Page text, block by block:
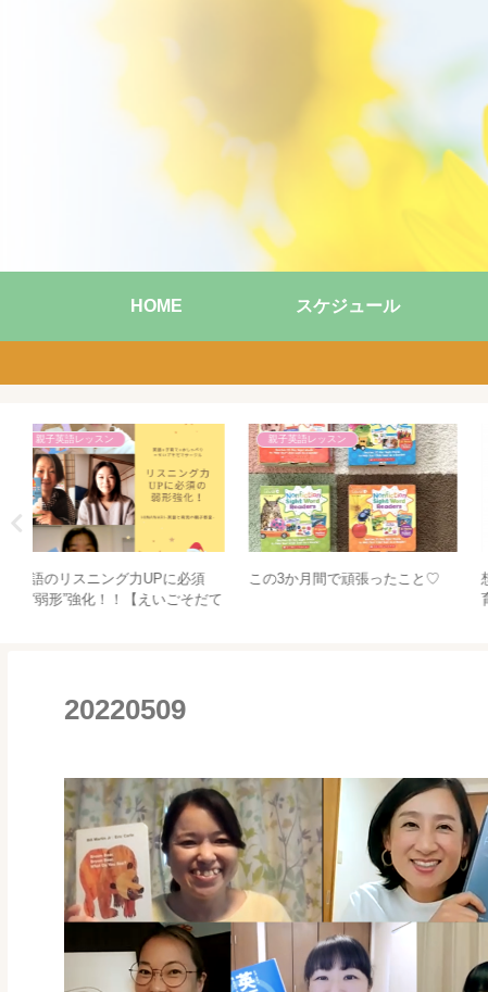
HOME スケジュール
子育て話
現金争奪戦！？子どもの遊びっ
てオモシロイ！
子育て話
何を信じるかは自分しだい。決
20220509